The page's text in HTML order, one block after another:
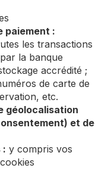
paiement :
les transactions
la banque
accrédité ;
de carte de
etc.
géolocalisation
et de
: y compris vos